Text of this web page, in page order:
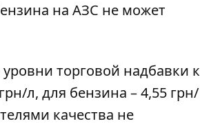
на АЗС не может
торговой надбавки к
л, для бензина – 4,55 грн/
качества не